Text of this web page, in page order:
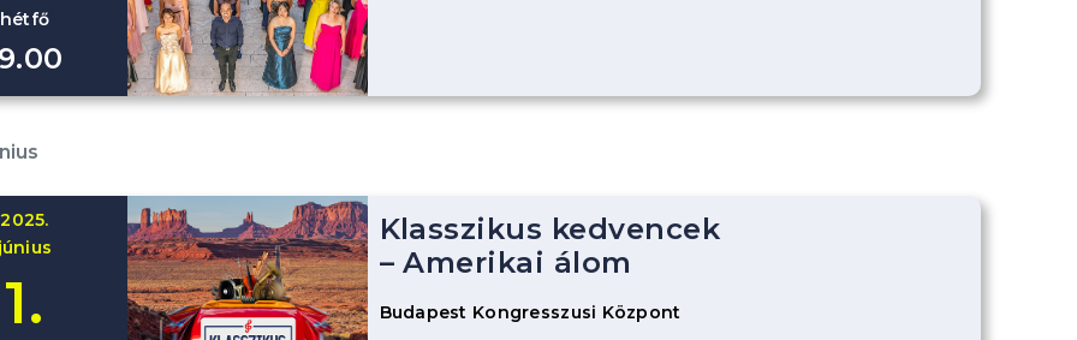
hétfő
2025.
1.
Klasszikus kedvencek
– Amerikai álom
Budapest Kongresszusi Központ